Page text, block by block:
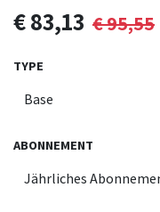
€83,13 €95,55
TYPE
ABONNEMENT